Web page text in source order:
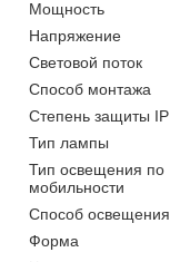
Мощность
Напряжение
Световой поток
Способ монтажа
Степень защиты IP
Тип лампы
Тип освещения по
мобильности
Способ освещения
Форма